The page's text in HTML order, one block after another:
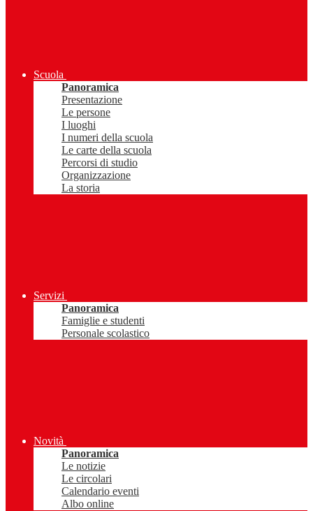
Scuola
Panoramica
Presentazione
Le persone
I luoghi
I numeri della scuola
Le carte della scuola
Percorsi di studio
Organizzazione
La storia
Servizi
Panoramica
Famiglie e studenti
Personale scolastico
Novità
Panoramica
Le notizie
Le circolari
Calendario eventi
Albo online